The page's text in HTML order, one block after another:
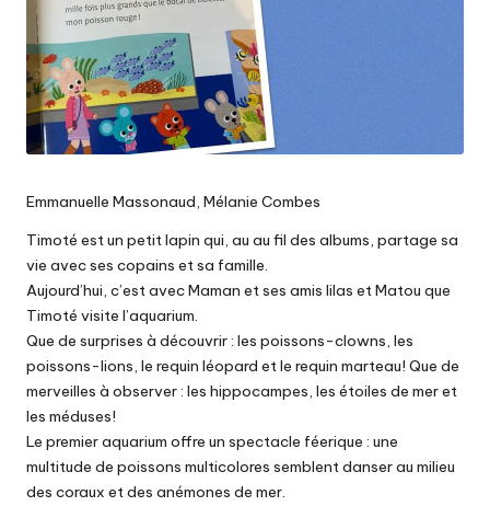
Emmanuelle Massonaud, Mélanie Combes
Timoté est un petit lapin qui, au au fil des albums, partage sa
vie avec ses copains et sa famille.
Aujourd’hui, c’est avec Maman et ses amis lilas et Matou que
Timoté visite l’aquarium.
Que de surprises à découvrir : les poissons-clowns, les
poissons-lions, le requin léopard et le requin marteau! Que de
merveilles à observer : les hippocampes, les étoiles de mer et
les méduses!
Le premier aquarium offre un spectacle féerique : une
multitude de poissons multicolores semblent danser au milieu
des coraux et des anémones de mer.